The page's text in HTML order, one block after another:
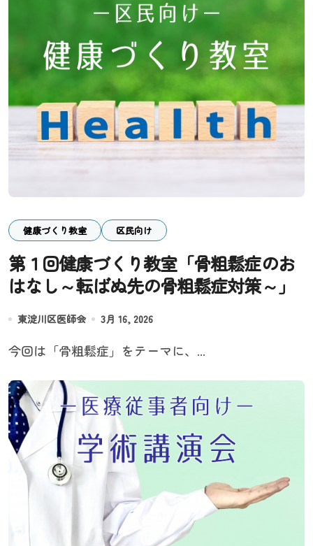
健康づくり教室 区民向け
第１回健康づくり教室「骨粗鬆症のお
はなし～転ばぬ先の骨粗鬆症対策～」
東淀川区医師会 3月 16, 2026
今回は「骨粗鬆症」をテーマに、...